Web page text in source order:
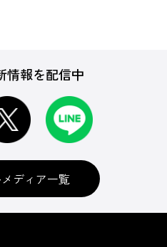
情報を配信中
ディア一覧